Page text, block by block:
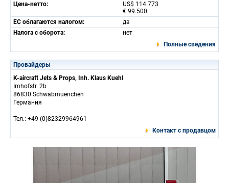
Цена-нетто:
US$ 114.773
€ 99.500
ЕС облагаются налогом:
да
Налога с оборота:
нет
Полные сведения
Провайдеры
K-aircraft Jets & Props, Inh. Klaus Kuehl
Imhofstr. 2b
86830 Schwabmuenchen
Германия
Тел.: +49 (0)82329964961
Контакт с продавцом